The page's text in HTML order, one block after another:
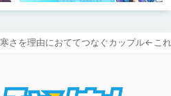
寒さを理由におててつなぐカップル←こ